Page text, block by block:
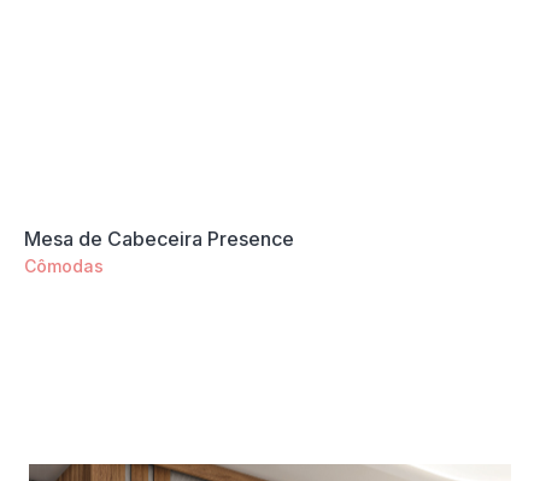
Mesa de Cabeceira Presence
Cômodas